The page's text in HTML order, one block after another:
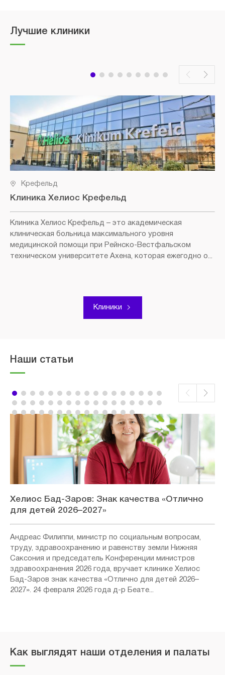
Лучшие клиники
Крефельд
Клиника Хелиос Крефельд
Клиника Хелиос Крефельд – это академическая
клиническая больница максимального уровня
медицинской помощи при Рейнско-Вестфальском
техническом университете Ахена, которая ежегодно о...
Клиники
Наши статьи
Хелиос Бад-Заров: Знак качества «Отлично
для детей 2026–2027»
Андреас Филиппи, министр по социальным вопросам,
труду, здравоохранению и равенству земли Нижняя
Саксония и председатель Конференции министров
здравоохранения 2026 года, вручает клинике Хелиос
Бад-Заров знак качества «Отлично для детей 2026–
2027». 24 февраля 2026 года д-р Беате...
Как выглядят наши отделения и палаты